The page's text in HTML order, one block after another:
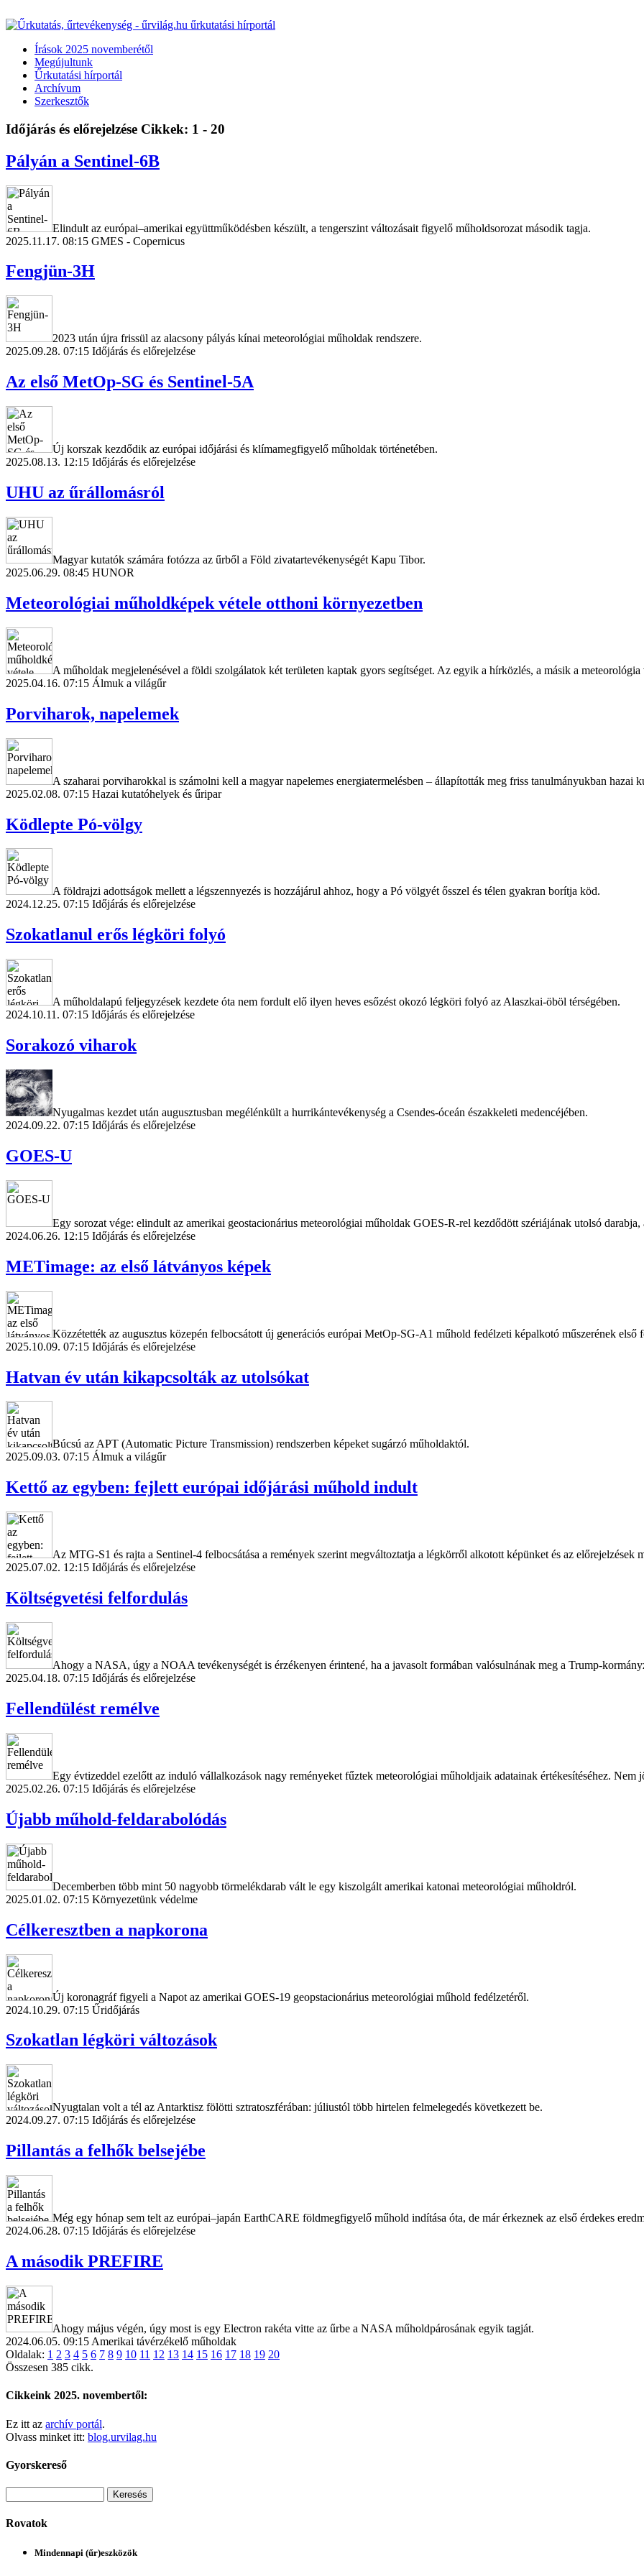
Írások 2025 novemberétől
Megújultunk
Űrkutatási hírportál
Archívum
Szerkesztők
Időjárás és előrejelzése Cikkek: 1 - 20
Pályán a Sentinel-6B
Elindult az európai–amerikai együttműködésben készült, a tengerszint változásait figyelő műholdsorozat második tagja.
2025.11.17. 08:15 GMES - Copernicus
Fengjün-3H
2023 után újra frissül az alacsony pályás kínai meteorológiai műholdak rendszere.
2025.09.28. 07:15 Időjárás és előrejelzése
Az első MetOp-SG és Sentinel-5A
Új korszak kezdődik az európai időjárási és klímamegfigyelő műholdak történetében.
2025.08.13. 12:15 Időjárás és előrejelzése
UHU az űrállomásról
Magyar kutatók számára fotózza az űrből a Föld zivatartevékenységét Kapu Tibor.
2025.06.29. 08:45 HUNOR
Meteorológiai műholdképek vétele otthoni környezetben
A műholdak megjelenésével a földi szolgálatok két területen kaptak gyors segítséget. Az egyik a hírközlés, a másik a meteorológia
2025.04.16. 07:15 Álmuk a világűr
Porviharok, napelemek
A szaharai porviharokkal is számolni kell a magyar napelemes energiatermelésben – állapították meg friss tanulmányukban hazai
2025.02.08. 07:15 Hazai kutatóhelyek és űripar
Ködlepte Pó-völgy
A földrajzi adottságok mellett a légszennyezés is hozzájárul ahhoz, hogy a Pó völgyét ősszel és télen gyakran borítja köd.
2024.12.25. 07:15 Időjárás és előrejelzése
Szokatlanul erős légköri folyó
A műholdalapú feljegyzések kezdete óta nem fordult elő ilyen heves esőzést okozó légköri folyó az Alaszkai-öböl térségében.
2024.10.11. 07:15 Időjárás és előrejelzése
Sorakozó viharok
Nyugalmas kezdet után augusztusban megélénkült a hurrikántevékenység a Csendes-óceán északkeleti medencéjében.
2024.09.22. 07:15 Időjárás és előrejelzése
GOES-U
Egy sorozat vége: elindult az amerikai geostacionárius meteorológiai műholdak GOES-R-rel kezdődött szériájának utolsó
2024.06.26. 12:15 Időjárás és előrejelzése
METimage: az első látványos képek
Közzétették az augusztus közepén felbocsátott új generációs európai MetOp-SG-A1 műhold fedélzeti képalkotó műszerének első
2025.10.09. 07:15 Időjárás és előrejelzése
Hatvan év után kikapcsolták az utolsókat
Búcsú az APT (Automatic Picture Transmission) rendszerben képeket sugárzó műholdaktól.
2025.09.03. 07:15 Álmuk a világűr
Kettő az egyben: fejlett európai időjárási műhold indult
Az MTG-S1 és rajta a Sentinel-4 felbocsátása a remények szerint megváltoztatja a légkörről alkotott képünket és az előrejelzések
2025.07.02. 12:15 Időjárás és előrejelzése
Költségvetési felfordulás
Ahogy a NASA, úgy a NOAA tevékenységét is érzékenyen érintené, ha a javasolt formában valósulnának meg a Trump-
2025.04.18. 07:15 Időjárás és előrejelzése
Fellendülést remélve
Egy évtizeddel ezelőtt az induló vállalkozások nagy reményeket fűztek meteorológiai műholdjaik adatainak értékesítéséhez. Nem
2025.02.26. 07:15 Időjárás és előrejelzése
Újabb műhold-feldarabolódás
Decemberben több mint 50 nagyobb törmelékdarab vált le egy kiszolgált amerikai katonai meteorológiai műholdról.
2025.01.02. 07:15 Környezetünk védelme
Célkeresztben a napkorona
Új koronagráf figyeli a Napot az amerikai GOES-19 geopstacionárius meteorológiai műhold fedélzetéről.
2024.10.29. 07:15 Űridőjárás
Szokatlan légköri változások
Nyugtalan volt a tél az Antarktisz fölötti sztratoszférában: júliustól több hirtelen felmelegedés következett be.
2024.09.27. 07:15 Időjárás és előrejelzése
Pillantás a felhők belsejébe
Még egy hónap sem telt az európai–japán EarthCARE földmegfigyelő műhold indítása óta, de már érkeznek az első érdekes
2024.06.28. 07:15 Időjárás és előrejelzése
A második PREFIRE
Ahogy május végén, úgy most is egy Electron rakéta vitte az űrbe a NASA műholdpárosának egyik tagját.
2024.06.05. 09:15 Amerikai távérzékelő műholdak
Oldalak: 1 2 3 4 5 6 7 8 9 10 11 12 13 14 15 16 17 18 19 20
Összesen 385 cikk.
Cikkeink 2025. novembertől:
Ez itt az archív portál.
Olvass minket itt: blog.urvilag.hu
Gyorskereső
Rovatok
Mindennapi (űr)eszközök